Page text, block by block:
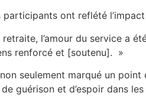
participants ont reflété
l’amour du service a
renforcé et [soutenu]. »
seulement marqué un
guérison et d’espoir dans